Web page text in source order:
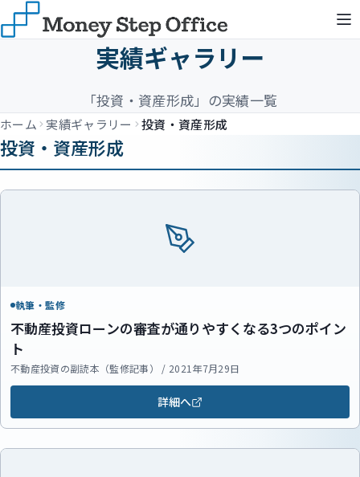
実績ギャラリー
「投資・資産形成」の実績一覧
ホーム 実績ギャラリー 投資・資産形成
投資・資産形成
執筆・監修
不動産投資ローンの審査が通りやすくなる3つのポイン
ト
不動産投資の副読本（監修記事） / 2021年7月29日
詳細へ